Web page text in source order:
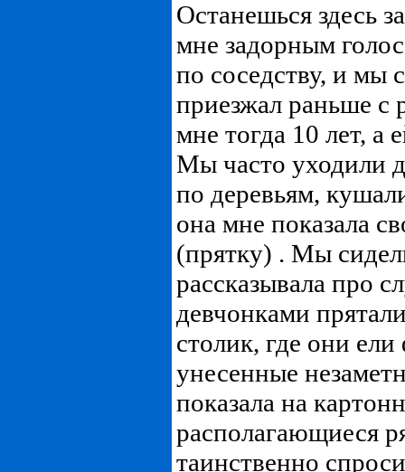
Останешься здесь
мне задорным
по соседству, и мы
приезжал раньше с
мне тогда 10 лет, а
Мы часто уходили
по деревьям,
она мне показала
(прятку) . Мы
рассказывала про
девчонками
столик, где они
унесенные
показала на
располагающиеся
таинственно